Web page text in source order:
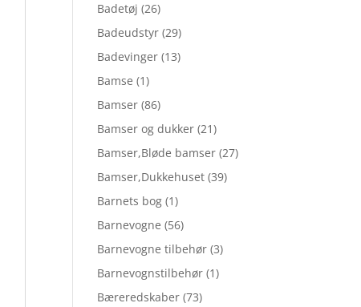
Badetøj (26)
Badeudstyr (29)
Badevinger (13)
Bamse (1)
Bamser (86)
Bamser og dukker (21)
Bamser,Bløde bamser (27)
Bamser,Dukkehuset (39)
Barnets bog (1)
Barnevogne (56)
Barnevogne tilbehør (3)
Barnevognstilbehør (1)
Bæreredskaber (73)